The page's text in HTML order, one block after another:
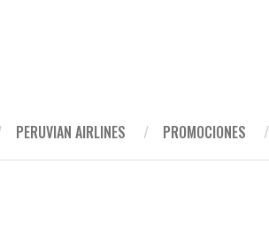
PERUVIAN AIRLINES PROMOCIONES